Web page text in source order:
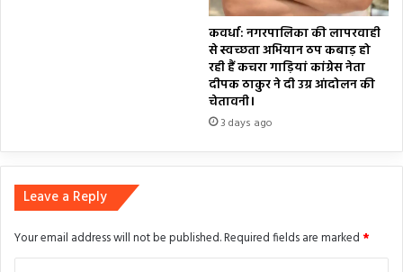
कवर्धा: नगरपालिका की लापरवाही
से स्वच्छता अभियान ठप कबाड़ हो
रही हैं कचरा गाड़ियां कांग्रेस नेता
दीपक ठाकुर ने दी उग्र आंदोलन की
चेतावनी।
3 days ago
Leave a Reply
Your email address will not be published.Required fields are marked *